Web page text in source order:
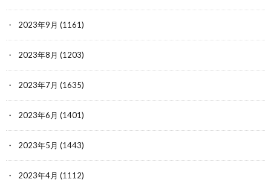
2023年9月 (1161)
2023年8月 (1203)
2023年7月 (1635)
2023年6月 (1401)
2023年5月 (1443)
2023年4月 (1112)